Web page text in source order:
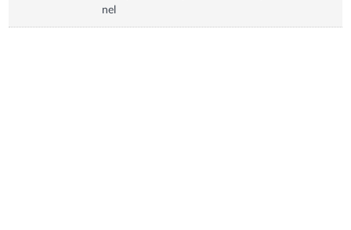
nel